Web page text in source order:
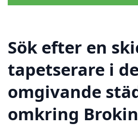
Sök efter en
tapetserare i de
omgivande
omkring